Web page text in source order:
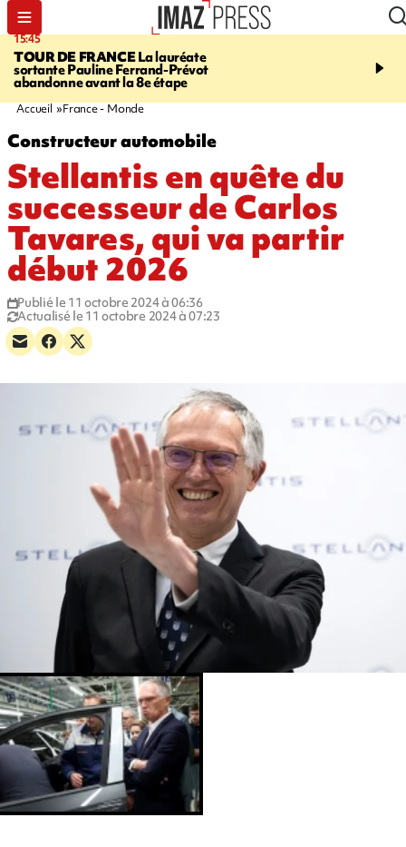
15:45
TOUR DE FRANCELa lauréate
sortante Pauline Ferrand-Prévot
abandonne avant la 8e étape
20:17
routière, concours de
Accueil France - Monde
Constructeur automobile
Stellantis en quête du
successeur de Carlos
Tavares, qui va partir
début 2026
Publié le 11 octobre 2024 à 06:36
Actualisé le 11 octobre 2024 à 07:23